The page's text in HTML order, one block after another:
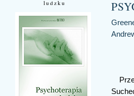
ludzku